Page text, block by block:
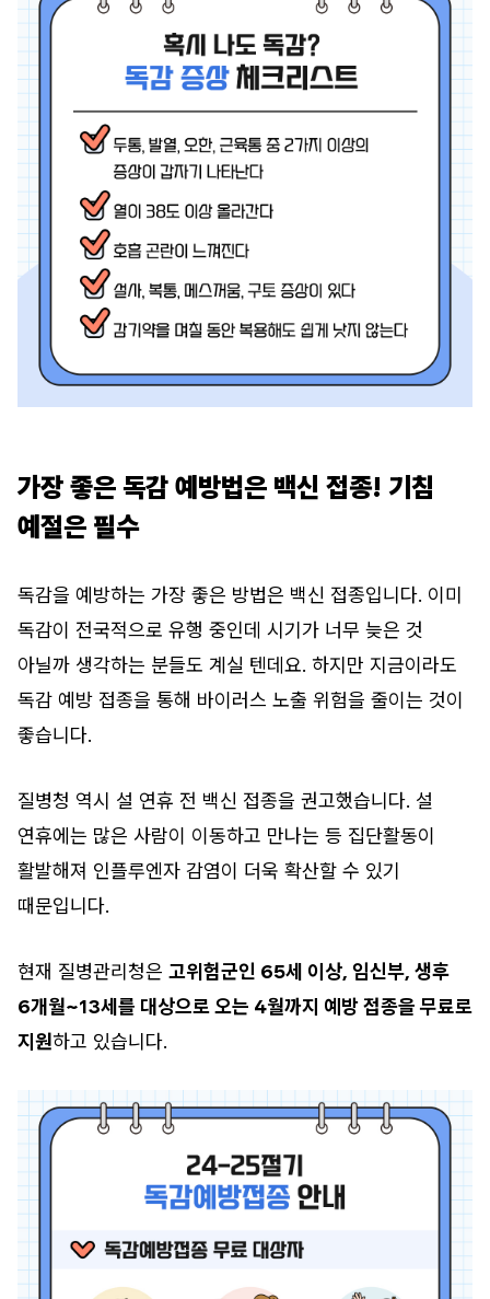
가장 좋은 독감 예방법은 백신 접종! 기침
예절은 필수
독감을 예방하는 가장 좋은 방법은 백신 접종입니다. 이미
독감이 전국적으로 유행 중인데 시기가 너무 늦은 것
아닐까 생각하는 분들도 계실 텐데요. 하지만 지금이라도
독감 예방 접종을 통해 바이러스 노출 위험을 줄이는 것이
좋습니다.
질병청 역시 설 연휴 전 백신 접종을 권고했습니다. 설
연휴에는 많은 사람이 이동하고 만나는 등 집단활동이
활발해져 인플루엔자 감염이 더욱 확산할 수 있기
때문입니다.
현재 질병관리청은 고위험군인 65세 이상, 임신부, 생후
6개월~13세를 대상으로 오는 4월까지 예방 접종을 무료로
지원하고 있습니다.